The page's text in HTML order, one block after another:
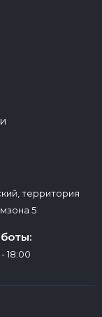
территория
5
18:00